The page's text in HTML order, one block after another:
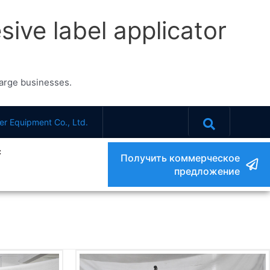
label applicator
businesses.
Equipment Co., Ltd.
Получить коммерческое
предложение